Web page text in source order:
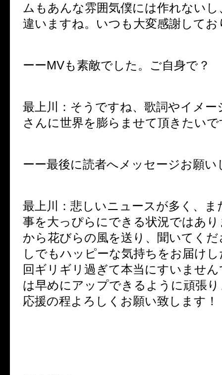
ムもあんな雰囲気僕には作れないし
違いますね。いつも大変感謝してお
ーーMVも素敵でした。ご自身で？
最上川：そうですね、歌詞やイメー
さんに世界を膨らませて頂きたい
ーー最後に読者へメッセージお願い
最上川：悲しいニュースが多く、ま
事を大っぴらにできる状況ではあ
から花びらの風を送り、聞いてく
しでもハッピーな気持ちをお届け
回ギリギリ過ぎて本当にすいませ
は早めにアップできるように頑張
応援の程よろしくお願い致します！